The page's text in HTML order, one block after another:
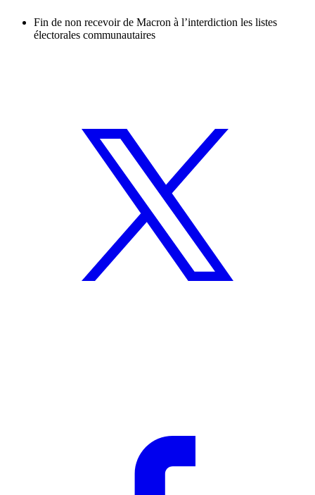
Fin de non recevoir de Macron à l’interdiction les listes
électorales communautaires